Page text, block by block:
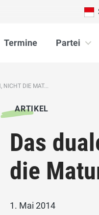
Termine Partei
NICHT DIE MAT...
ARTIKEL
Das
die
1. Mai 2014